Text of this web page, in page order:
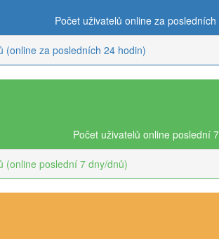
Počet uživatelů online za
(online za posledních 24 hodin)
Počet uživatelů online poslední
(online poslední 7 dny/dnů)